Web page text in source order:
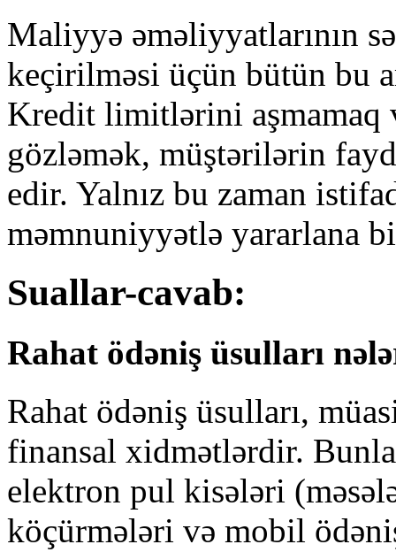
Maliyyə əməliyyatlarının
keçirilməsi üçün bütün bu
Kredit limitlərini
gözləmək, müştərilərin
edir. Yalnız bu zaman
məmnuniyyətlə yararlana
Suallar-cavab:
Rahat ödəniş üsulları
Rahat ödəniş üsulları,
finansal xidmətlərdir.
elektron pul kisələri
köçürmələri və mobil